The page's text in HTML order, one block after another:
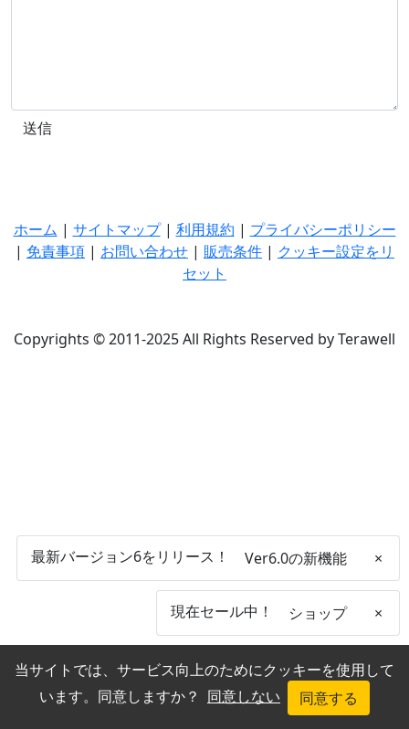
ホーム | サイトマップ| 利用規約 | プライバシーポリシー
| 免責事項 | お問い合わせ | 販売条件 | クッキー設定をリ
セット
Copyrights © 2011-2025 All Rights Reserved by Terawell
最新バージョン6をリリース！ Ver6.0の新機能 ×
現在セール中！ ショップ ×
当サイトでは、サービス向上のためにクッキーを使用して
います。同意しますか？ 同意しない 同意する